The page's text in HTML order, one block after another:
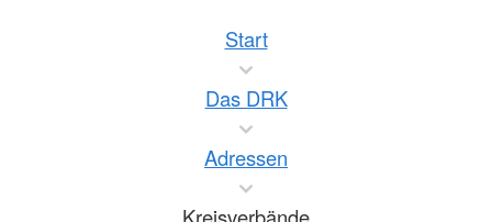
Start
Das DRK
Adressen